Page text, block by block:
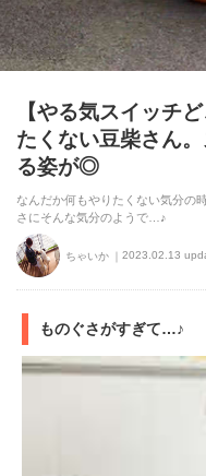
【やる気スイッチ
たくない豆柴さん
る姿が◎
なんだか何もやりたくない気分の
さにそんな気分のようで…♪
ちゃいか 2023.02.13
ものぐさがすぎて…♪